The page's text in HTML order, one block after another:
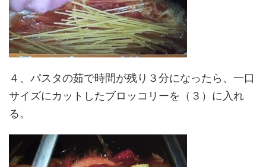
４、パスタの茹で時間が残り３分になったら、一口
サイズにカットしたブロッコリーを（３）に入れ
る。